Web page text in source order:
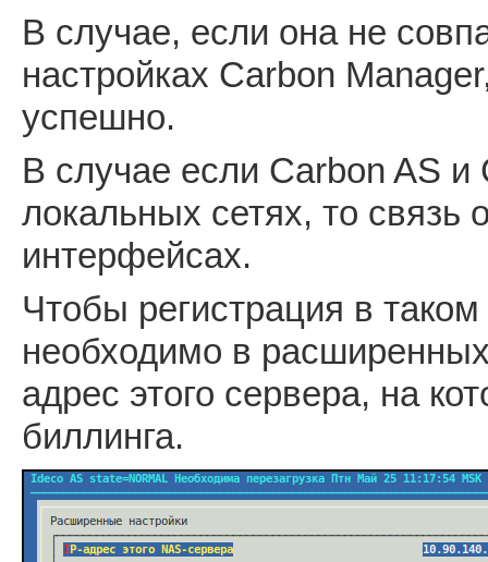
В случае, если она не
настройках Carbon
успешно.
В случае если Carbon AS и
локальных сетях, то
интерфейсах.
Чтобы регистрация в
необходимо в
адрес этого сервера, на
биллинга.